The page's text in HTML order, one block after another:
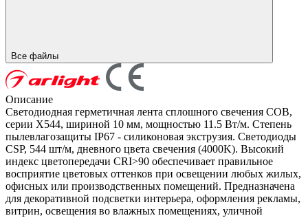
Все файлы
Описание
Светодиодная герметичная лента сплошного свечения COB,
серии X544, шириной 10 мм, мощностью 11.5 Вт/м. Степень
пылевлагозащиты IP67 - силиконовая экструзия. Светодиоды
CSP, 544 шт/м, дневного цвета свечения (4000K). Высокий
индекс цветопередачи CRI>90 обеспечивает правильное
восприятие цветовых оттенков при освещении любых жилых,
офисных или производственных помещений. Предназначена
для декоративной подсветки интерьера, оформления рекламы,
витрин, освещения во влажных помещениях, уличной